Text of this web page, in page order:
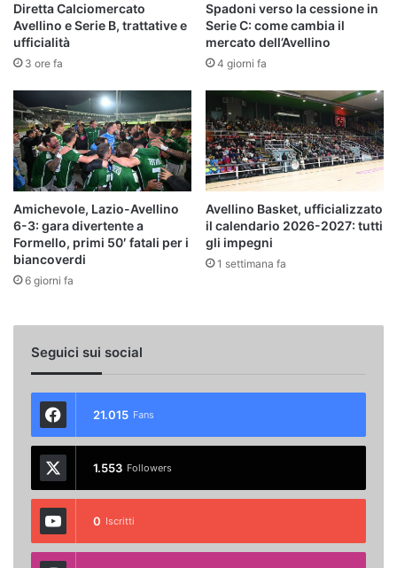
Diretta Calciomercato
Avellino e Serie B, trattative e
ufficialità
3 ore fa
Spadoni verso la cessione in
Serie C: come cambia il
mercato dell’Avellino
4 giorni fa
Amichevole, Lazio-Avellino
6-3: gara divertente a
Formello, primi 50′ fatali per i
biancoverdi
6 giorni fa
Avellino Basket, ufficializzato
il calendario 2026-2027: tutti
gli impegni
1 settimana fa
Seguici sui social
21.015 Fans
1.553 Followers
0 Iscritti